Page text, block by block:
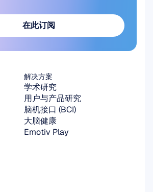
在此订阅
解决方案
学术研究
用户与产品研究
脑机接口 (BCI)
大脑健康
Emotiv Play